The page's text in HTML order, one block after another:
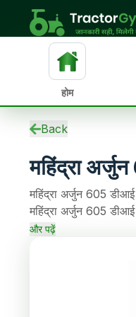
स्पेसिफिकेशन
पुराने ट्रैक्टर
होम
Back
महिंद्रा
महिंद्रा अर्जुन 605
महिंद्रा अर्जुन 605
विकल्प और SLIPTO
और पढ़ें
आस-पास के डीलरों से ऑन-